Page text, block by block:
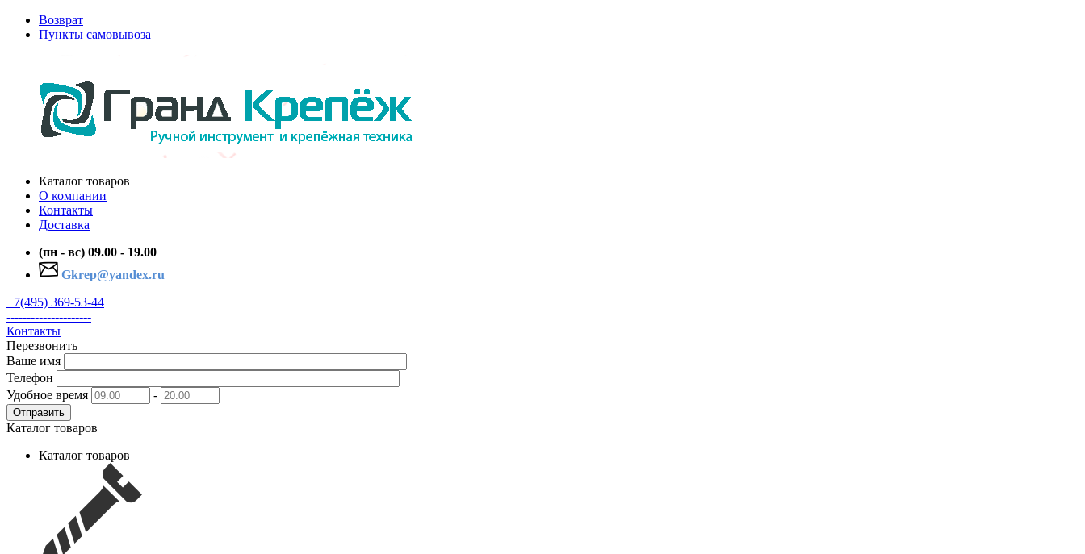
Возврат
Пункты самовывоза
Каталог товаров
О компании
Контакты
Доставка
(пн - вс) 09.00 - 19.00
Gkrep@yandex.ru
+7(495) 369-53-44
---------------------
Контакты
Перезвонить
Ваше имя
Телефон
Удобное время
-
Отправить
Каталог товаров
Каталог товаров